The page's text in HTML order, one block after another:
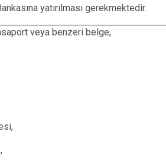
yatırılması gerekmektedir.
veya benzeri belge,